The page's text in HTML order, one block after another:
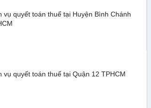
vụ quyết toán thuế tại Huyện Bình Chánh
vụ quyết toán thuế tại Quận 12 TPHCM